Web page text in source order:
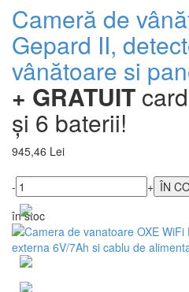
Cameră de
Gepard II,
vânătoare si
+ GRATUIT
și 6 baterii!
945,46 Lei
-
+
în stoc